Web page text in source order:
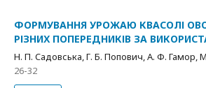
ФОРМУВАННЯ УРОЖАЮ КВАСОЛІ
РІЗНИХ ПОПЕРЕДНИКІВ ЗА
Н. П. Cадовська, Г. Б. Попович, А. Ф. Гамор,
26-32